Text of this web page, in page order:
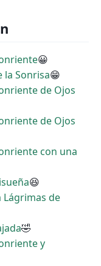
😀
la Sonrisa😁
de Ojos
de Ojos
con una
😆
Lágrimas de
🤣
y